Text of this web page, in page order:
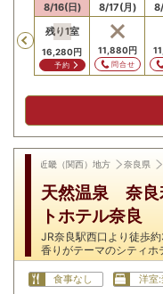
Previous
円
8/16(日)
残り1室
16,280円
予約
8/17(月)
11,880円
問合せ
近畿（関西）地方 奈良県
天然温泉 奈良
トホテル奈良
JR奈良駅西口より徒歩
香りがテーマのシティホ
食事なし 洋室